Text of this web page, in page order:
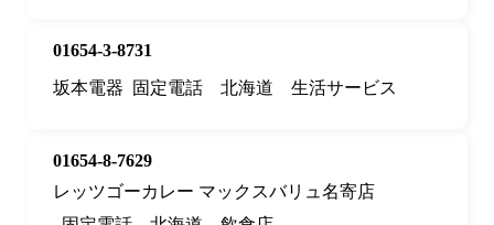
01654-3-8731
坂本電器
固定電話 北海道 生活サービス
01654-8-7629
レッツゴーカレー マックスバリュ名寄店